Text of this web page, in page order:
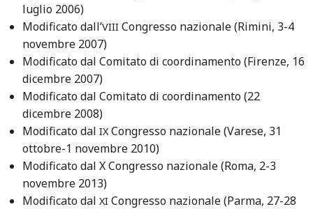
luglio 2006)
Modificato dall’VIII Congresso nazionale (Rimini, 3-4
novembre 2007)
Modificato dal Comitato di coordinamento (Firenze, 16
dicembre 2007)
Modificato dal Comitato di coordinamento (22
dicembre 2008)
Modificato dal IXCongresso nazionale (Varese, 31
ottobre-1 novembre 2010)
Modificato dal X Congresso nazionale (Roma, 2-3
novembre 2013)
Modificato dal XI Congresso nazionale (Parma, 27-28